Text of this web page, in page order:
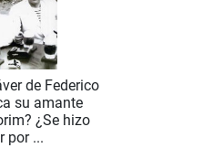
de Federico
su amante
¿Se hizo
por ...